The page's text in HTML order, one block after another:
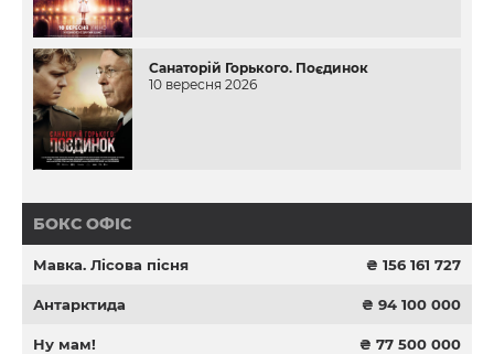
Санаторій Горького. Поєдинок
10 вересня 2026
БОКС ОФІС
Мавка. Лісова пісня ₴ 156 161 727
Антарктида ₴ 94 100 000
Ну мам! ₴ 77 500 000